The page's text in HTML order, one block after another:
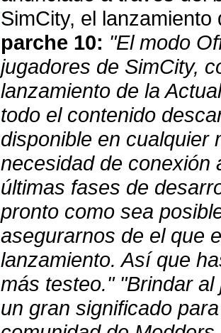
SimCity, el
parche 10: "El modo
jugadores de SimCity,
lanzamiento de la
todo el contenido
disponible en cualquier
necesidad de conexión
últimas fases de
pronto como sea
asegurarnos de el que
lanzamiento. Así que
más testeo." "Brindar
un gran significado